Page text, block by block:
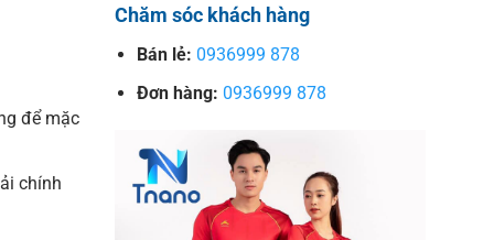
để mặc
chính
Chăm sóc khách hàng
Bán lẻ: 0936999 878
Đơn hàng: 0936999 878